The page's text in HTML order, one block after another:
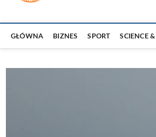
GŁÓWNA BIZNES SPORT SCIENCE